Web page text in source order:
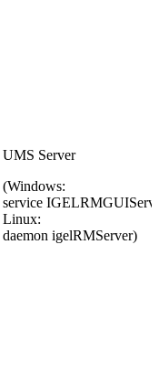
UMS Server
(Windows:
service
Linux:
daemon igelRMServer)